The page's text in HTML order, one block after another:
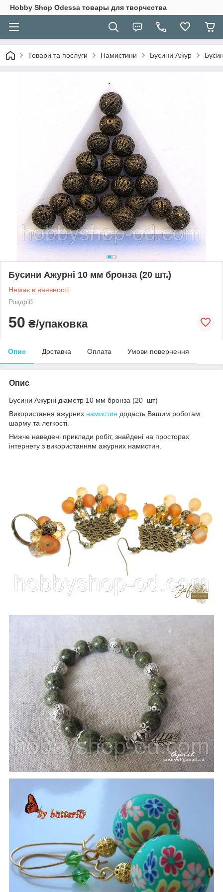
Hobbу Shop Odessa товары для творчества
Товари та послуги Намистини Бусини Ажур
Бусини Ажурні 10 мм бронза (20 шт.)
Немає в наявності
Роздріб
50 ₴/упаковка
Опис Доставка Оплата Умови повернення
Опис
Бусини Ажурні діаметр 10 мм бронза (20 шт)
Використання ажурних намистин додасть Вашим роботам
шарму та легкості.
Нижче наведені приклади робіт, знайдені на просторах
інтернету з використанням ажурних намистин.